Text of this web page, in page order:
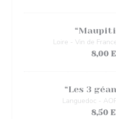
Loire - Vin de
8,00
“Les 3
Languedoc -
8,50